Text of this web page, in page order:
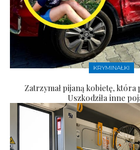
KRYMINAŁKI
Zatrzymał pijaną kobietę, która
Uszkodziła inne